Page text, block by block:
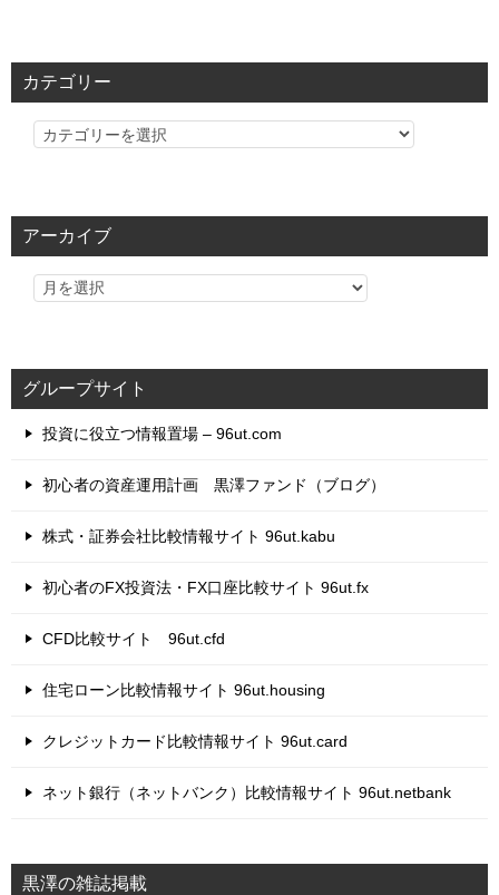
カテゴリー
カ
リ
アーカイブ
グループサイト
投資に役立つ情報置場 – 96ut.com
初心者の資産運用計画 黒澤ファンド（ブログ）
株式・証券会社比較情報サイト 96ut.kabu
初心者のFX投資法・FX口座比較サイト 96ut.fx
CFD比較サイト 96ut.cfd
住宅ローン比較情報サイト 96ut.housing
クレジットカード比較情報サイト 96ut.card
ネット銀行（ネットバンク）比較情報サイト 96ut.netbank
黒澤の雑誌掲載